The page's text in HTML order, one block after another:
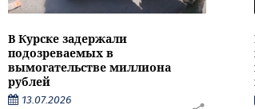
В Курске задержали
подозреваемых в
вымогательстве миллиона
рублей
13.07.2026